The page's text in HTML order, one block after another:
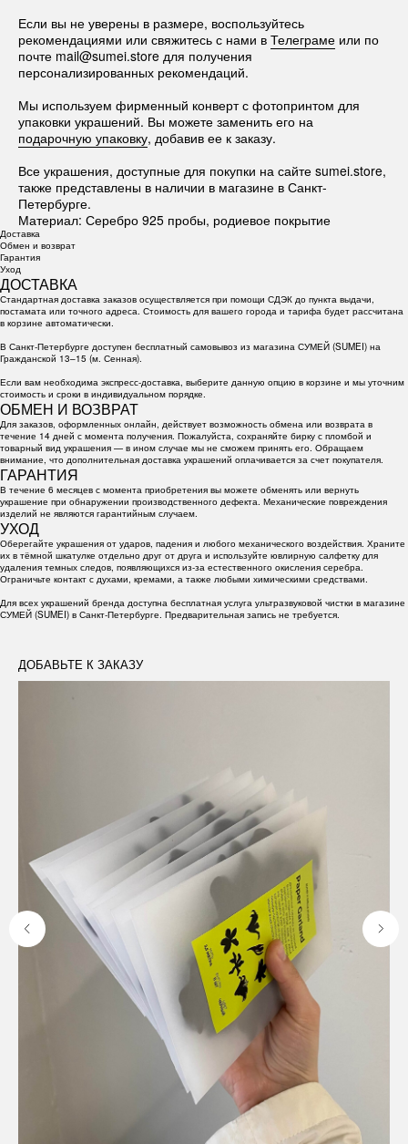
Если вы не уверены в размере, воспользуйтесь
рекомендациями или свяжитесь с нами в Телеграме или по
почте mail@sumei.store для получения
персонализированных рекомендаций.
Мы используем фирменный конверт с фотопринтом для
упаковки украшений. Вы можете заменить его на
подарочную упаковку, добавив ее к заказу.
Все украшения, доступные для покупки на сайте sumei.store,
также представлены в наличии в магазине в Санкт-
Петербурге.
Материал: Серебро 925 пробы, родиевое покрытие
Доставка
Обмен и возврат
Гарантия
Уход
ДОСТАВКА
Стандартная доставка заказов осуществляется при помощи СДЭК до пункта выдачи,
постамата или точного адреса. Стоимость для вашего города и тарифа будет рассчитана
в корзине автоматически.
В Санкт-Петербурге доступен бесплатный самовывоз из магазина СУМЕЙ (SUMEI) на
Гражданской 13–15 (м. Сенная).
Если вам необходима экспресс-доставка, выберите данную опцию в корзине и мы уточним
стоимость и сроки в индивидуальном порядке.
ОБМЕН И ВОЗВРАТ
Для заказов, оформленных онлайн, действует возможность обмена или возврата в
течение 14 дней с момента получения. Пожалуйста, сохраняйте бирку с пломбой и
товарный вид украшения — в ином случае мы не сможем принять его. Обращаем
внимание, что дополнительная доставка украшений оплачивается за счет покупателя.
ГАРАНТИЯ
В течение 6 месяцев с момента приобретения вы можете обменять или вернуть
украшение при обнаружении производственного дефекта. Механические повреждения
изделий не являются гарантийным случаем.
УХОД
Оберегайте украшения от ударов, падения и любого механического воздействия. Храните
их в тёмной шкатулке отдельно друг от друга и используйте ювлирную салфетку для
удаления темных следов, появляющихся из-за естественного окисления серебра.
Ограничьте контакт с духами, кремами, а также любыми химическими средствами.
Для всех украшений бренда доступна бесплатная услуга ультразвуковой чистки в магазине
СУМЕЙ (SUMEI) в Санкт-Петербурге. Предварительная запись не требуется.
ДОБАВЬТЕ К ЗАКАЗУ